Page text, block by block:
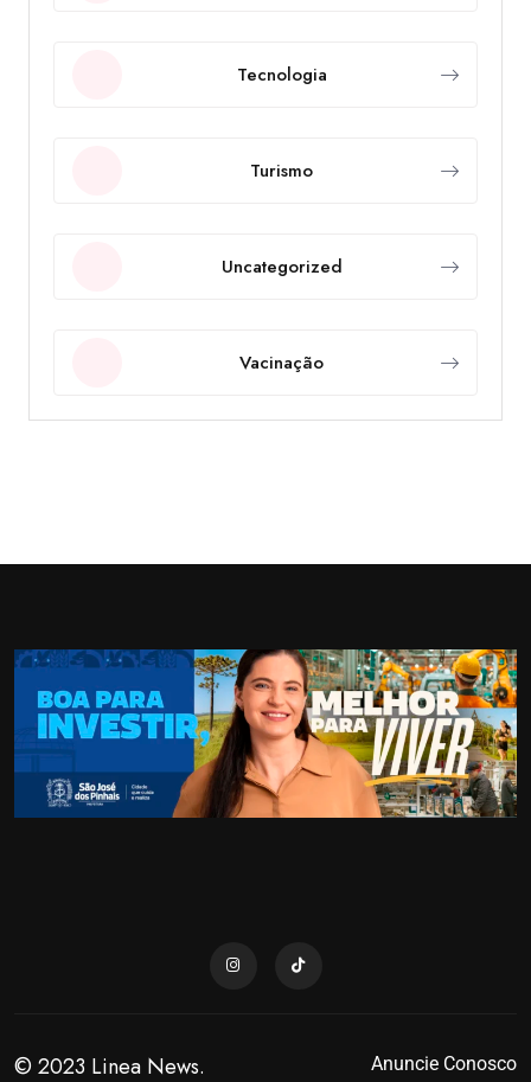
Tecnologia
Turismo
Uncategorized
Vacinação
© 2023 Linea News. Anuncie Conosco